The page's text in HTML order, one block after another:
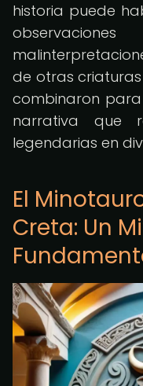
historia puede
de otras criaturas
combinaron
narrativa que
legendarias en
El
Creta: Un